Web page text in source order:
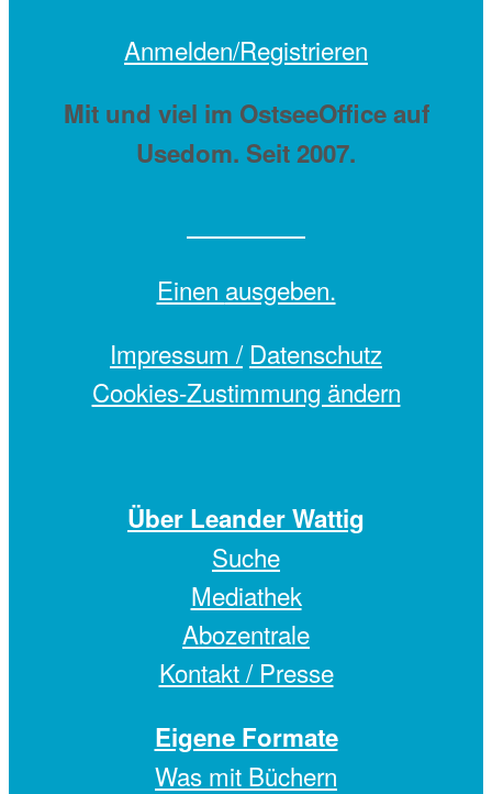
Anmelden/Registrieren
Mit und viel im OstseeOffice auf
Usedom. Seit 2007.
Einen ausgeben.
Impressum / Datenschutz
Cookies-Zustimmung ändern
Über Leander Wattig
Suche
Mediathek
Abozentrale
Kontakt / Presse
Eigene Formate
Was mit Büchern